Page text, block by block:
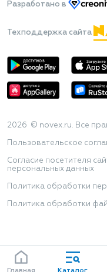
Разработано в
Техподдержка сайта
2026 © novex.ru. Все
Пользовательское
Согласие посетителя
персональных данных
Политика обработки
Политика обработки